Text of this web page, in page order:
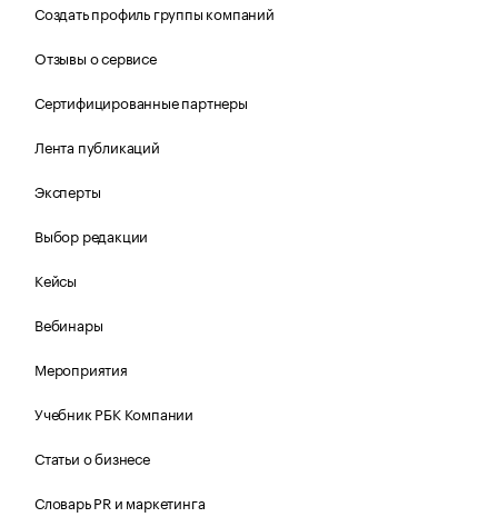
Создать профиль группы компаний
Отзывы о сервисе
Сертифицированные партнеры
Лента публикаций
Эксперты
Выбор редакции
Кейсы
Вебинары
Мероприятия
Учебник РБК Компании
Статьи о бизнесе
Словарь PR и маркетинга